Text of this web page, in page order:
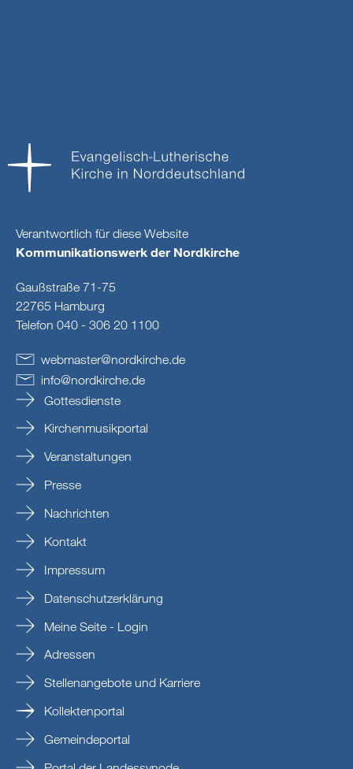
Verantwortlich für diese Website
Kommunikationswerk der Nordkirche
Gaußstraße 71-75
22765 Hamburg
Telefon 040 - 306 20 1100
webmaster@nordkirche.de
info@nordkirche.de
Gottesdienste
Kirchenmusikportal
Veranstaltungen
Presse
Nachrichten
Kontakt
Impressum
Datenschutzerklärung
Meine Seite - Login
Adressen
Stellenangebote und Karriere
Kollektenportal
Gemeindeportal